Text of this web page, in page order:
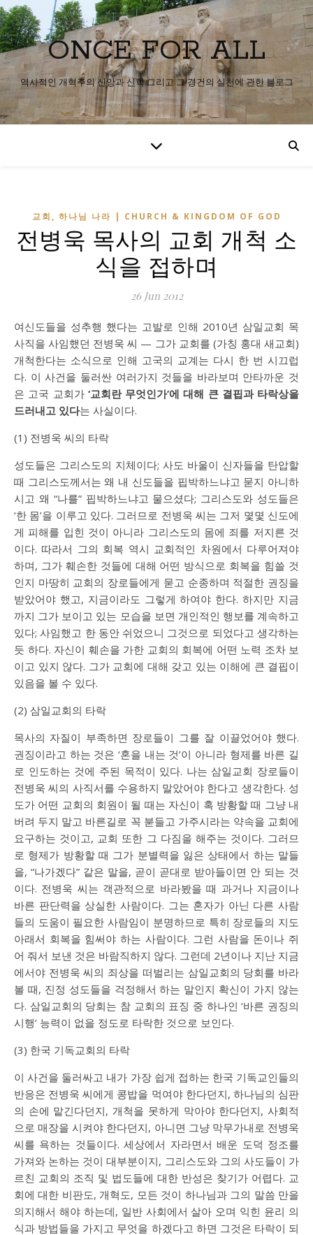
ONCE FOR ALL
역사적인 개혁주의 신앙과 신학 그리고 그 경건의 실천에 관한 블로그
교회, 하나님 나라 | CHURCH & KINGDOM OF GOD
전병욱 목사의 교회 개척 소
식을 접하며
26 Jun 2012
여신도들을 성추행 했다는 고발로 인해 2010년 삼일교회 목
사직을 사임했던 전병욱 씨 — 그가 교회를 (가칭 홍대 새교회)
개척한다는 소식으로 인해 고국의 교계는 다시 한 번 시끄럽
다. 이 사건을 둘러싼 여러가지 것들을 바라보며 안타까운 것
은 고국 교회가 ‘교회란 무엇인가’에 대해 큰 결핍과 타락상을
드러내고 있다는 사실이다.
(1) 전병욱 씨의 타락
성도들은 그리스도의 지체이다; 사도 바울이 신자들을 탄압할
때 그리스도께서는 왜 내 신도들을 핍박하느냐고 묻지 아니하
시고 왜 “나를” 핍박하느냐고 물으셨다; 그리스도와 성도들은
‘한 몸’을 이루고 있다. 그러므로 전병욱 씨는 그저 몇몇 신도에
게 피해를 입힌 것이 아니라 그리스도의 몸에 죄를 저지른 것
이다. 따라서 그의 회복 역시 교회적인 차원에서 다루어져야
하며, 그가 훼손한 것들에 대해 어떤 방식으로 회복을 힘쓸 것
인지 마땅히 교회의 장로들에게 묻고 순종하며 적절한 권징을
받았어야 했고, 지금이라도 그렇게 하여야 한다. 하지만 지금
까지 그가 보이고 있는 모습을 보면 개인적인 행보를 계속하고
있다; 사임했고 한 동안 쉬었으니 그것으로 되었다고 생각하는
듯 하다. 자신이 훼손을 가한 교회의 회복에 어떤 노력 조차 보
이고 있지 않다. 그가 교회에 대해 갖고 있는 이해에 큰 결핍이
있음을 볼 수 있다.
(2) 삼일교회의 타락
목사의 자질이 부족하면 장로들이 그를 잘 이끌었어야 했다.
권징이라고 하는 것은 ‘혼을 내는 것’이 아니라 형제를 바른 길
로 인도하는 것에 주된 목적이 있다. 나는 삼일교회 장로들이
전병욱 씨의 사직서를 수용하지 말았어야 한다고 생각한다. 성
도가 어떤 교회의 회원이 될 때는 자신이 혹 방황할 때 그냥 내
버려 두지 말고 바른길로 꼭 붇들고 가주시라는 약속을 교회에
요구하는 것이고, 교회 또한 그 다짐을 해주는 것이다. 그러므
로 형제가 방황할 때 그가 분별력을 잃은 상태에서 하는 말들
을, “나가겠다” 같은 말을, 곧이 곧대로 받아들이면 안 되는 것
이다. 전병욱 씨는 객관적으로 바라봤을 때 과거나 지금이나
바른 판단력을 상실한 사람이다. 그는 혼자가 아닌 다른 사람
들의 도움이 필요한 사람임이 분명하므로 특히 장로들의 지도
아래서 회복을 힘써야 하는 사람이다. 그런 사람을 돈이나 쥐
어 줘서 보낸 것은 바람직하지 않다. 그런데 2년이나 지난 지금
에서야 전병욱 씨의 죄상을 떠벌리는 삼일교회의 당회를 바라
볼 때, 진정 성도들을 걱정해서 하는 말인지 확신이 가지 않는
다. 삼일교회의 당회는 참 교회의 표징 중 하나인 ‘바른 권징의
시행’ 능력이 없을 정도로 타락한 것으로 보인다.
(3) 한국 기독교회의 타락
이 사건을 둘러싸고 내가 가장 쉽게 접하는 한국 기독교인들의
반응은 전병욱 씨에게 콩밥을 먹여야 한다던지, 하나님의 심판
의 손에 맡긴다던지, 개척을 못하게 막아야 한다던지, 사회적
으로 매장을 시켜야 한다던지, 아니면 그냥 막무가내로 전병욱
씨를 욕하는 것들이다. 세상에서 자라면서 배운 도덕 정조를
가져와 논하는 것이 대부분이지, 그리스도와 그의 사도들이 가
르친 교회의 조직 및 법도들에 대한 반성은 찾기가 어렵다. 교
회에 대한 비판도, 개혁도, 모든 것이 하나님과 그의 말씀 만을
의지해서 해야 하는데, 일반 사회에서 살아 오며 익힌 윤리 의
식과 방법들을 가지고 무엇을 하겠다고 하면 그것은 타락이 되